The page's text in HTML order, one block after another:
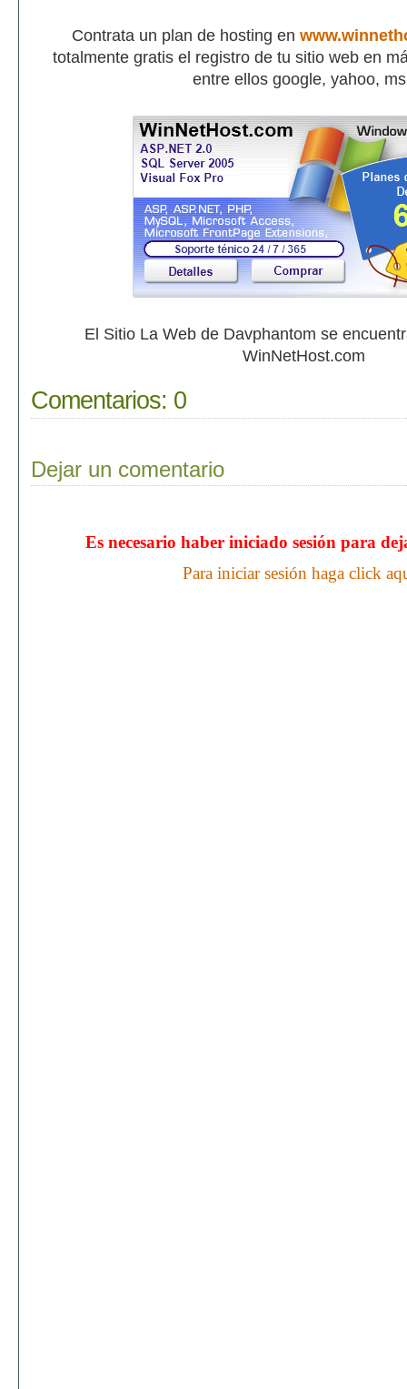
Contrata un plan de hosting en
totalmente gratis el registro de tu sitio web en
entre ellos google, yahoo,
El Sitio La Web de Davphantom se
WinNetHost.com
Comentarios: 0
Dejar un comentario
Es necesario haber iniciado sesión para
Para iniciar sesión haga click